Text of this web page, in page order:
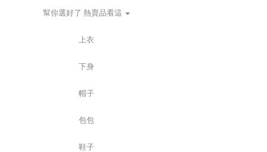
幫你選好了 熱賣品看這
上衣
下身
帽子
包包
鞋子